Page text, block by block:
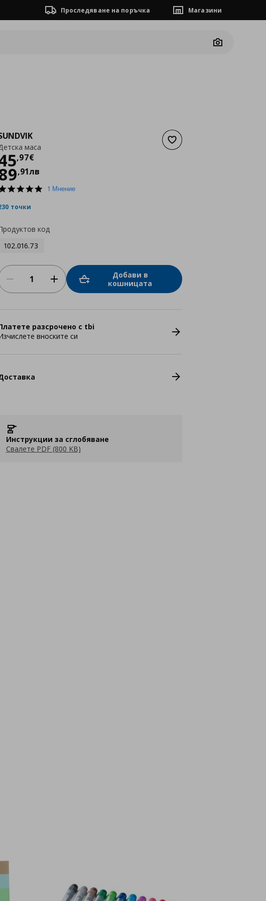
Проследяване на поръчка Магазини
Camera
Добави към списъка с
маса
,97€
,91лв
5.01 Мнение
точки
код
102.016.73
Добави в
кошницата
разсрочено с tbi
вноските си
Инструкции за сглобяване
Свалете PDF (800 KB)